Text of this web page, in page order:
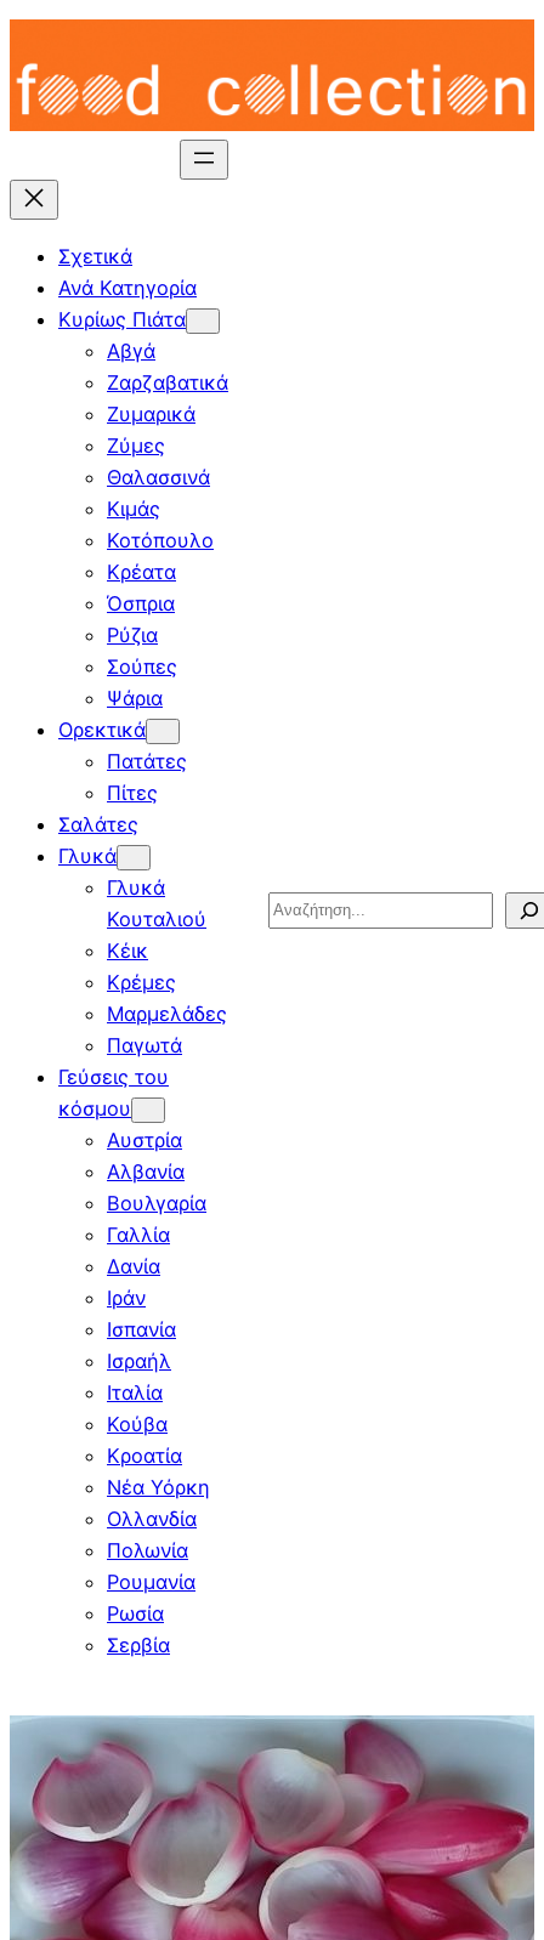
Skip
content
Σχετικά
Ανά Κατηγορία
Κυρίως Πιάτα
Αβγά
Ζαρζαβατικά
Ζυμαρικά
Ζύμες
Θαλασσινά
Κιμάς
Κοτόπουλο
Κρέατα
Όσπρια
Ρύζια
Σούπες
Ψάρια
Ορεκτικά
Πατάτες
Πίτες
Σαλάτες
Γλυκά
Γλυκά
Κουταλιού
Κέικ
Κρέμες
Μαρμελάδες
Παγωτά
Γεύσεις του
κόσμου
Αυστρία
Αλβανία
Βουλγαρία
Γαλλία
Δανία
Ιράν
Ισπανία
Ισραήλ
Ιταλία
Κούβα
Κροατία
Νέα Υόρκη
Ολλανδία
Πολωνία
Ρουμανία
Ρωσία
Σερβία
Search